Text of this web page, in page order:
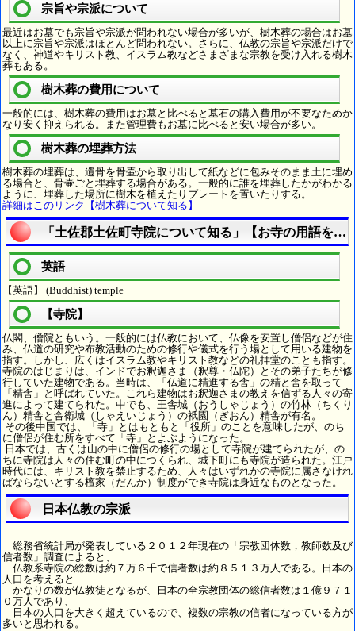
宗旨や宗派について
最近はお墓でも宗旨や宗派が問われない場合が多いが、樹木葬の場合はお墓
以上に宗旨や宗派はほとんど問われない。さらに、仏教の宗旨や宗派だけで
なく、神道やキリスト教、イスラム教などさまざまな宗教を受け入れる樹木
葬もある。
樹木葬の費用について
一般的には、樹木葬の費用はお墓と比べると墓石の購入費用が不要なためか
なり安く抑えられる。また管理費もお墓に比べると安い場合が多い。
樹木葬の埋葬方法
樹木葬の埋葬は、遺骨を骨壷から取り出して紙などに包みそのまま土に埋め
る場合と、骨壷ごと埋葬する場合がある。一般的に誰を埋葬したかがわかる
ように、埋葬した場所に樹木を植えたりプレートを置いたりする。
詳細はこのリンク【樹木葬について知る】
「土佐郡土佐町寺院について知る」【お寺の用語を調
英語
【英語】 (Buddhist) temple
【寺院】
仏閣、僧院ともいう。一般的には仏教において、仏像を安置し僧侶などが住
み、仏道の研究や布教活動のための修行や儀式を行う場として用いる建物を
指す。しかし、広くはイスラム教やキリスト教などの礼拝堂のことも指す。
寺院のはじまりは、インドでお釈迦さま（釈尊・仏陀）とその弟子たちが修
行していた建物である。当時は、「仏道に精進する舎」の精と舎を取って
「精舎」と呼ばれていた。これら建物はお釈迦さまの教えを信ずる人々の寄
進によって建てられた。中でも、王舎城（おうしゃじょう）の竹林（ちくり
ん）精舎と舎衛城（しゃえいじょう）の祇園（ぎおん）精舎が有名。
その後中国では、「寺」とはもともと「役所」のことを意味したが、のち
に僧侶が住む所をすべて「寺」とよぶようになった。
日本では、古くは山の中に僧侶の修行の場として寺院が建てられたが、の
ちに寺院は人々の住む町の中につくられ、城下町にも寺院が造られた。江戸
時代には、キリスト教を禁止するため、人々はいずれかの寺院に属さなけれ
ばならないとする檀家（だんか）制度ができ寺院は身近なものとなった。
日本仏教の宗派
総務省統計局が発表している２０１２年現在の「宗教団体数，教師数及び
信者数」調査によると、
仏教系寺院の総数は約７万６千で信者数は約８５１３万人である。日本の
人口を考えると
かなりの数が仏教徒となるが、日本の全宗教団体の総信者数は１億９７１
０万人であり、
日本の人口を大きく超えているので、複数の宗教の信者になっている方が
多いと思われる。